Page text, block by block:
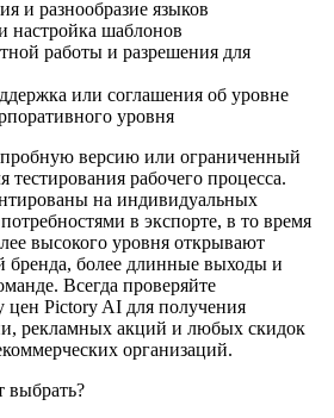
и разнообразие языков
настройка шаблонов
работы и разрешения для
или соглашения об уровне
уровня
версию или ограниченный
тестирования рабочего процесса.
на индивидуальных
в экспорте, в то время
высокого уровня открывают
бренда, более длинные выходы и
Всегда проверяйте
Pictory AI для получения
рекламных акций и любых скидок
организаций.
выбрать?